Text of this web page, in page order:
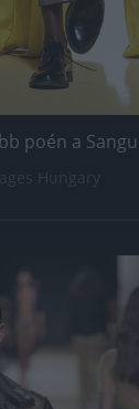
poén a
még kép!